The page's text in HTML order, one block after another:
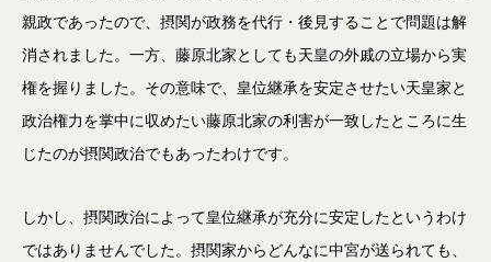
親政であったので、摂関が政務を代行・後見することで問題は解
消されました。一方、藤原北家としても天皇の外戚の立場から実
権を握りました。その意味で、皇位継承を安定させたい天皇家と
政治権力を掌中に収めたい藤原北家の利害が一致したところに生
じたのが摂関政治でもあったわけです。
しかし、摂関政治によって皇位継承が充分に安定したというわけ
ではありませんでした。摂関家からどんなに中宮が送られても、